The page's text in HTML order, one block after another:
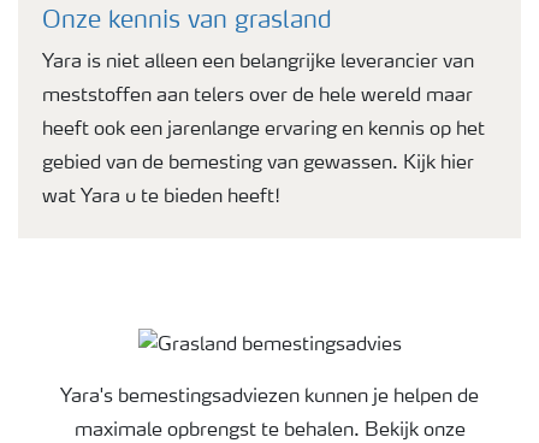
Onze kennis van grasland
Yara is niet alleen een belangrijke leverancier van
meststoffen aan telers over de hele wereld maar
heeft ook een jarenlange ervaring en kennis op het
gebied van de bemesting van gewassen. Kijk hier
wat Yara u te bieden heeft!
Grasland bemestingsadvies
Yara's bemestingsadviezen kunnen je helpen de
maximale opbrengst te behalen. Bekijk onze